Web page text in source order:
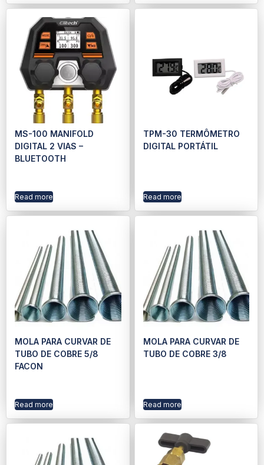
MS-100 MANIFOLD
DIGITAL 2 VIAS –
BLUETOOTH
Read more
TPM-30 TERMÔMETRO
DIGITAL PORTÁTIL
Read more
MOLA PARA CURVAR DE
TUBO DE COBRE 5/8
FACON
Read more
MOLA PARA CURVAR DE
TUBO DE COBRE 3/8
Read more